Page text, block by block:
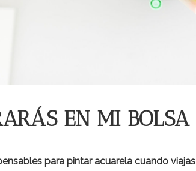
EN MI BOLSA
para pintar acuarela cuando viajas